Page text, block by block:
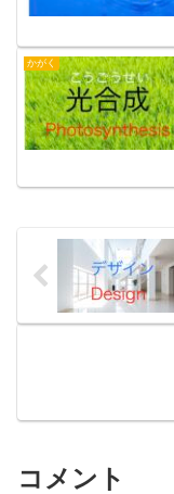
かがく
コメント